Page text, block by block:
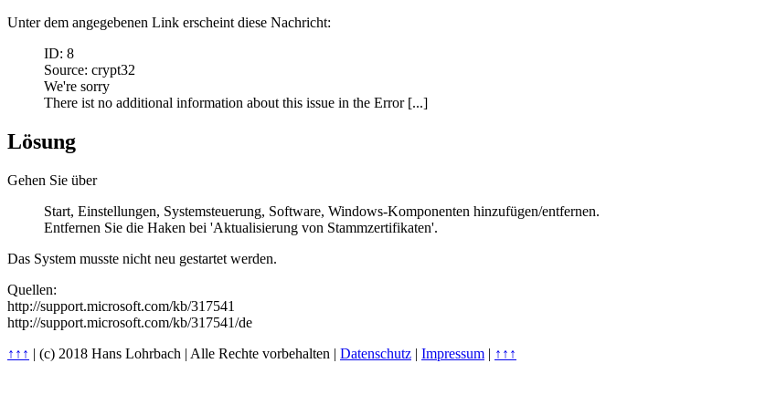
Unter dem angegebenen Link erscheint diese Nachricht:
ID: 8
Source: crypt32
We're sorry
There ist no additional information about this issue in the Error [...]
Lösung
Gehen Sie über
Start, Einstellungen, Systemsteuerung, Software, Windows-Komponenten hinzufügen/entfernen.
Entfernen Sie die Haken bei 'Aktualisierung von Stammzertifikaten'.
Das System musste nicht neu gestartet werden.
Quellen:
http://support.microsoft.com/kb/317541
http://support.microsoft.com/kb/317541/de
↑↑↑ | (c) 2018 Hans Lohrbach | Alle Rechte vorbehalten | Datenschutz | Impressum | ↑↑↑